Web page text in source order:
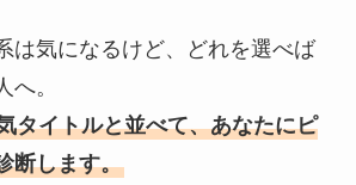
は気になるけど、どれを選べば
へ。
タイトルと並べて、あなたにピ
断します。